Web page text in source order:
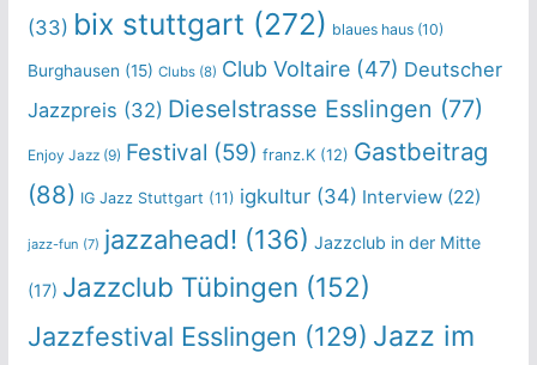
(33) bix stuttgart (272) blaues haus(10)
Burghausen (15) Clubs(8) Club Voltaire(47) Deutscher
Jazzpreis (32) Dieselstrasse Esslingen (77)
Enjoy Jazz(9) Festival (59) franz.K(12) Gastbeitrag
(88) IG Jazz Stuttgart (11) igkultur(34) Interview(22)
jazz-fun (7) jazzahead! (136) Jazzclub in der Mitte
(17) Jazzclub Tübingen (152)
Jazzfestival Esslingen (129) Jazz im